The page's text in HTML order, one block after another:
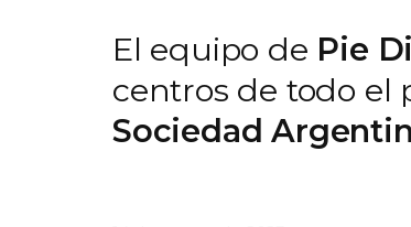
El equipo de Pie
centros de todo el
Sociedad